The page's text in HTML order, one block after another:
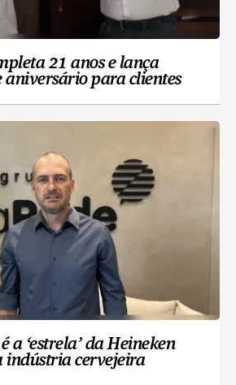
21 anos e lança
aniversário para clientes
a ‘estrela’ da Heineken
indústria cervejeira